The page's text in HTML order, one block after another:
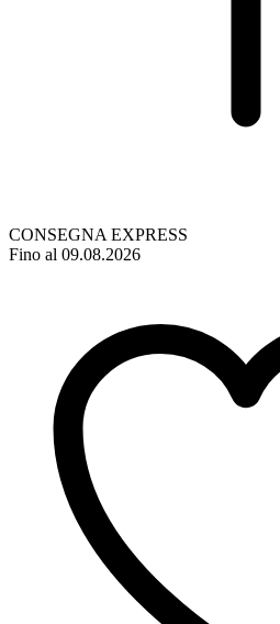
CONSEGNA EXPRESS
Fino al 09.08.2026